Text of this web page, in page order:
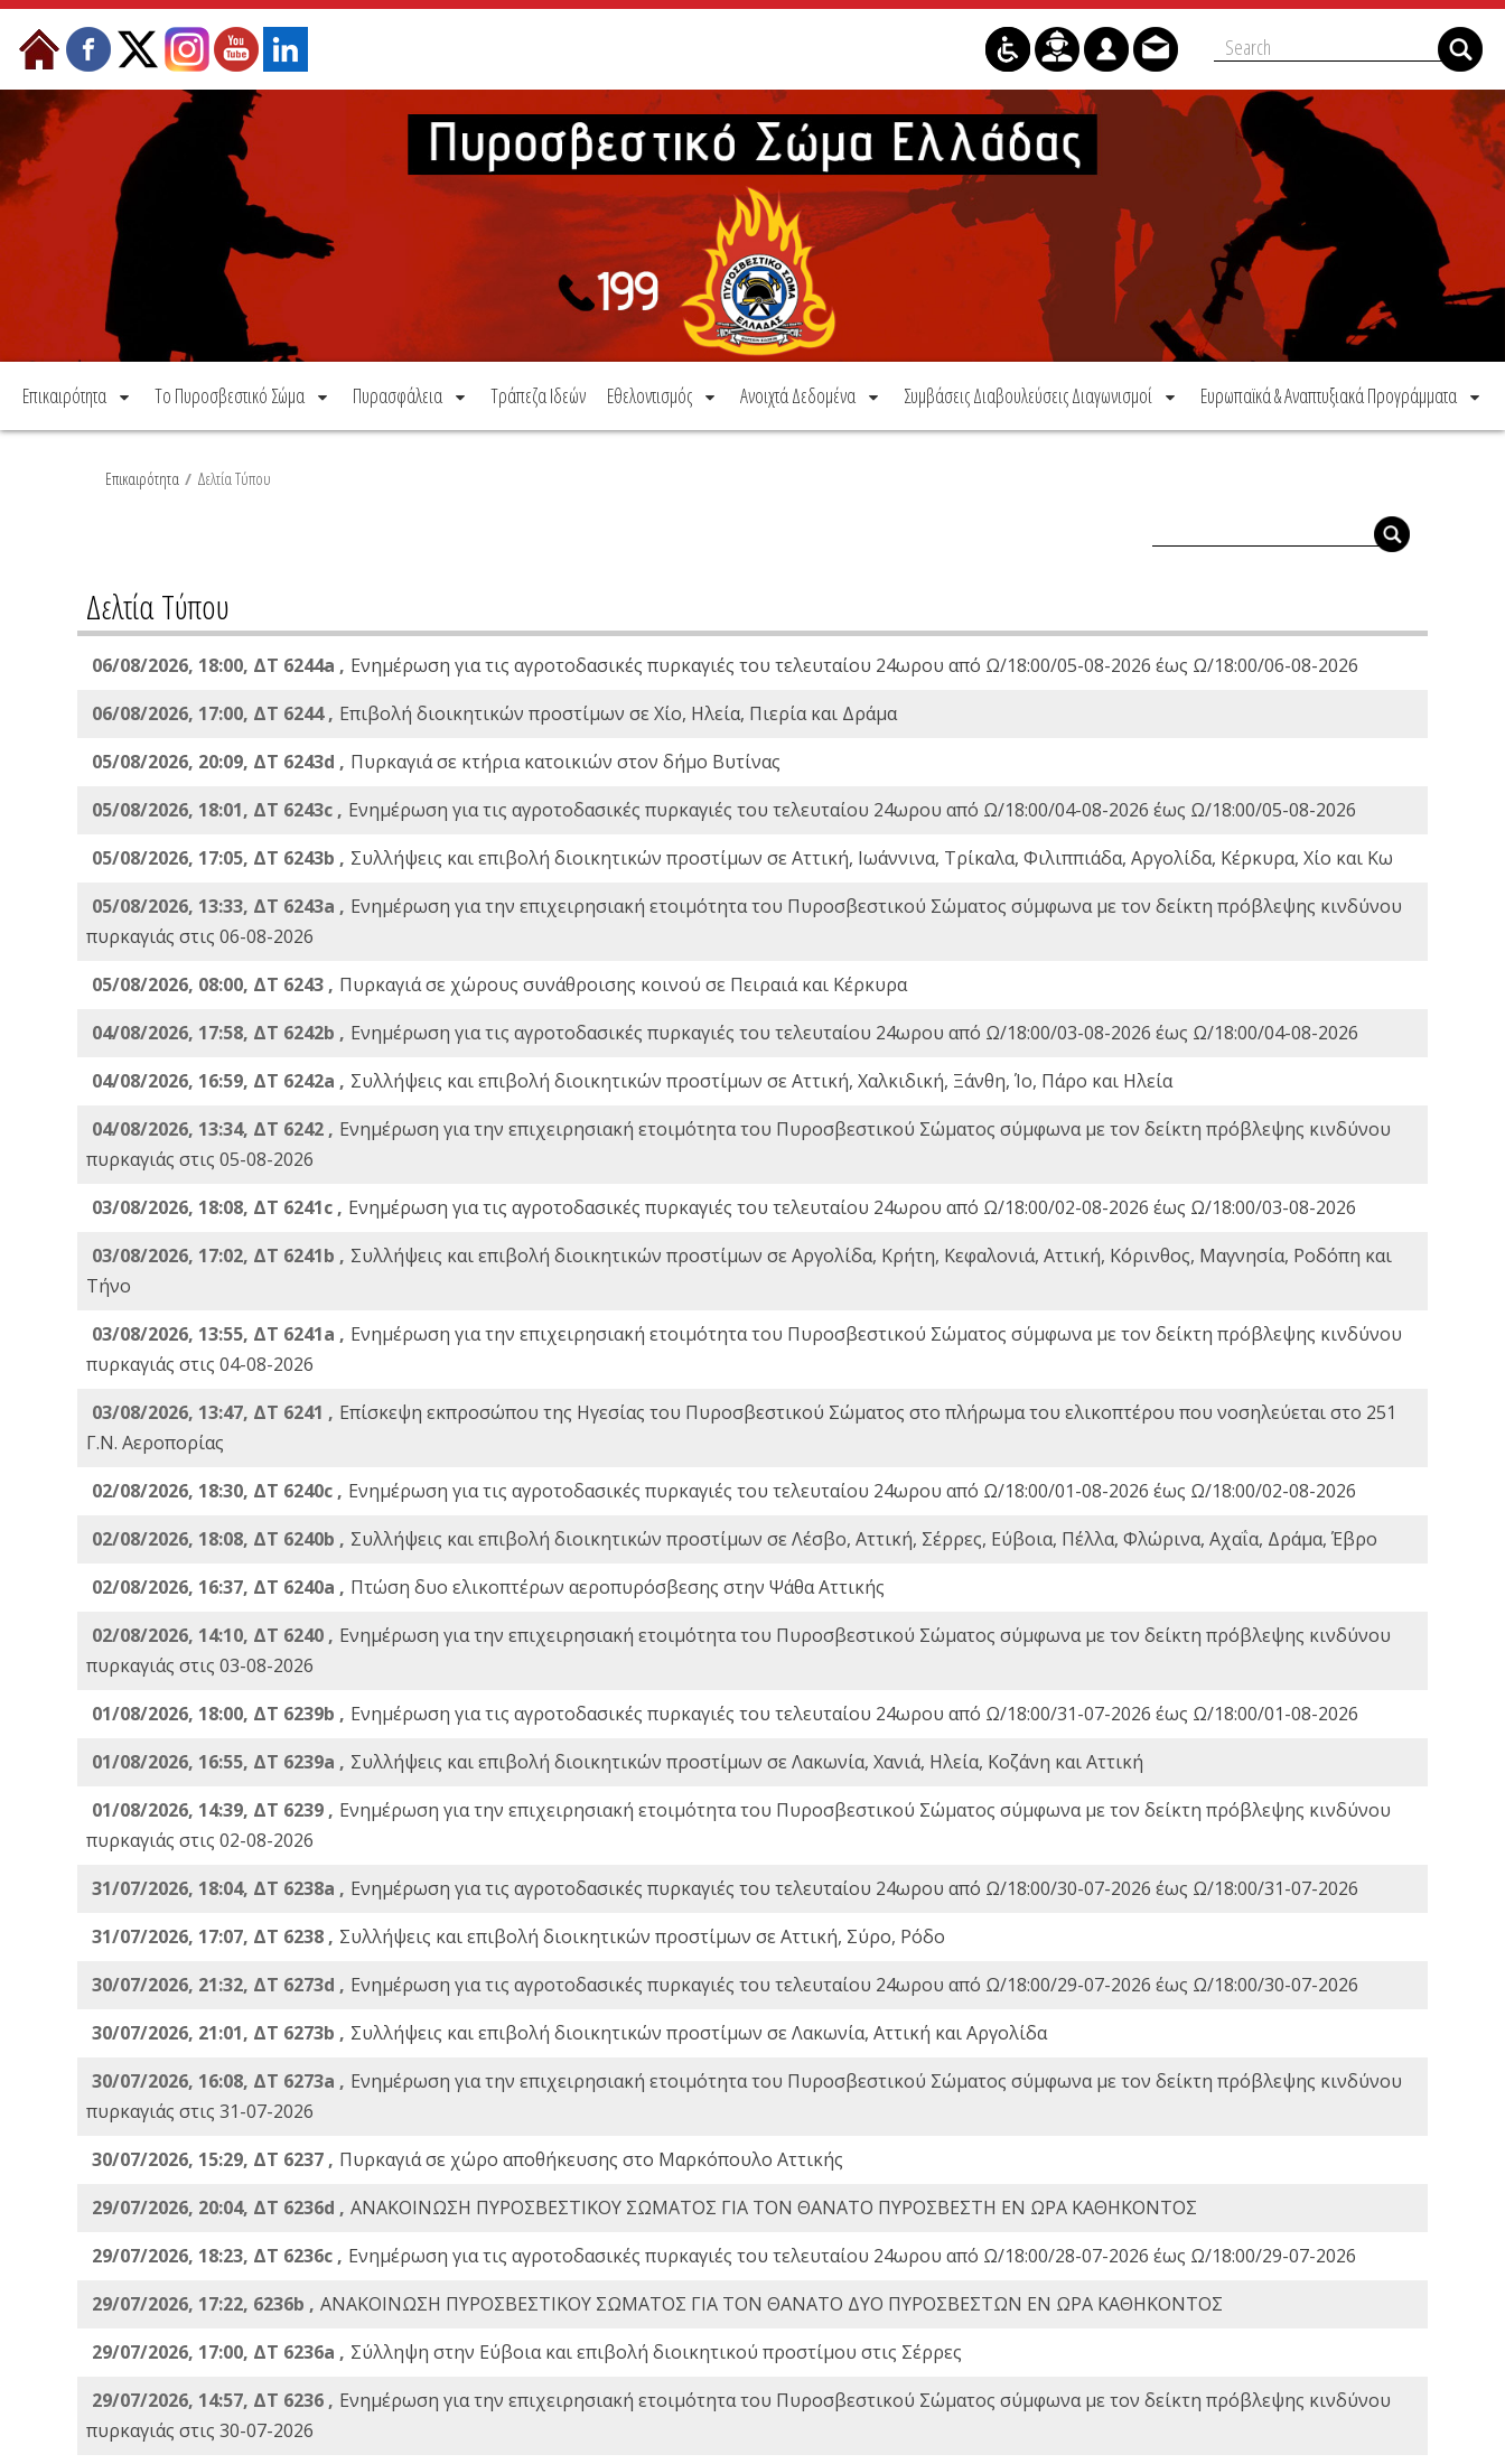
Μετάβαση στο περιεχόμενο
Επικαιρότητα Το Πυροσβεστικό Σώμα Πυρασφάλεια Τράπεζα Ιδεών Εθελοντισμός Ανοιχτά Δεδομένα Συμβάσεις Διαβουλεύσεις Διαγωνισμοί Ευρωπαϊκά & Αναπτυξιακά Προγράμματα
Επικαιρότητα / Δελτία Τύπου
Δελτία Τύπου
06/08/2026, 18:00, ΔΤ 6244a , Ενημέρωση για τις αγροτοδασικές πυρκαγιές του τελευταίου 24ωρου από Ω/18:00/05-08-2026 έως Ω/18:00/06-08-2026
06/08/2026, 17:00, ΔΤ 6244 , Επιβολή διοικητικών προστίμων σε Χίο, Ηλεία, Πιερία και Δράμα
05/08/2026, 20:09, ΔΤ 6243d , Πυρκαγιά σε κτήρια κατοικιών στον δήμο Βυτίνας
05/08/2026, 18:01, ΔΤ 6243c , Ενημέρωση για τις αγροτοδασικές πυρκαγιές του τελευταίου 24ωρου από Ω/18:00/04-08-2026 έως Ω/18:00/05-08-2026
05/08/2026, 17:05, ΔΤ 6243b , Συλλήψεις και επιβολή διοικητικών προστίμων σε Αττική, Ιωάννινα, Τρίκαλα, Φιλιππιάδα, Αργολίδα, Κέρκυρα, Χίο και Κω
05/08/2026, 13:33, ΔΤ 6243a , Ενημέρωση για την επιχειρησιακή ετοιμότητα του Πυροσβεστικού Σώματος σύμφωνα με τον δείκτη πρόβλεψης κινδύνου
πυρκαγιάς στις 06-08-2026
05/08/2026, 08:00, ΔΤ 6243 , Πυρκαγιά σε χώρους συνάθροισης κοινού σε Πειραιά και Κέρκυρα
04/08/2026, 17:58, ΔΤ 6242b , Ενημέρωση για τις αγροτοδασικές πυρκαγιές του τελευταίου 24ωρου από Ω/18:00/03-08-2026 έως Ω/18:00/04-08-2026
04/08/2026, 16:59, ΔΤ 6242a , Συλλήψεις και επιβολή διοικητικών προστίμων σε Αττική, Χαλκιδική, Ξάνθη, Ίο, Πάρο και Ηλεία
04/08/2026, 13:34, ΔΤ 6242 , Ενημέρωση για την επιχειρησιακή ετοιμότητα του Πυροσβεστικού Σώματος σύμφωνα με τον δείκτη πρόβλεψης κινδύνου
πυρκαγιάς στις 05-08-2026
03/08/2026, 18:08, ΔΤ 6241c , Ενημέρωση για τις αγροτοδασικές πυρκαγιές του τελευταίου 24ωρου από Ω/18:00/02-08-2026 έως Ω/18:00/03-08-2026
03/08/2026, 17:02, ΔΤ 6241b , Συλλήψεις και επιβολή διοικητικών προστίμων σε Αργολίδα, Κρήτη, Κεφαλονιά, Αττική, Κόρινθος, Μαγνησία, Ροδόπη και
Τήνο
03/08/2026, 13:55, ΔΤ 6241a , Ενημέρωση για την επιχειρησιακή ετοιμότητα του Πυροσβεστικού Σώματος σύμφωνα με τον δείκτη πρόβλεψης κινδύνου
πυρκαγιάς στις 04-08-2026
03/08/2026, 13:47, ΔΤ 6241 , Επίσκεψη εκπροσώπου της Ηγεσίας του Πυροσβεστικού Σώματος στο πλήρωμα του ελικοπτέρου που νοσηλεύεται στο 251
Γ.Ν. Αεροπορίας
02/08/2026, 18:30, ΔΤ 6240c , Ενημέρωση για τις αγροτοδασικές πυρκαγιές του τελευταίου 24ωρου από Ω/18:00/01-08-2026 έως Ω/18:00/02-08-2026
02/08/2026, 18:08, ΔΤ 6240b , Συλλήψεις και επιβολή διοικητικών προστίμων σε Λέσβο, Αττική, Σέρρες, Εύβοια, Πέλλα, Φλώρινα, Αχαΐα, Δράμα, Έβρο
02/08/2026, 16:37, ΔΤ 6240a , Πτώση δυο ελικοπτέρων αεροπυρόσβεσης στην Ψάθα Αττικής
02/08/2026, 14:10, ΔΤ 6240 , Ενημέρωση για την επιχειρησιακή ετοιμότητα του Πυροσβεστικού Σώματος σύμφωνα με τον δείκτη πρόβλεψης κινδύνου
πυρκαγιάς στις 03-08-2026
01/08/2026, 18:00, ΔΤ 6239b , Ενημέρωση για τις αγροτοδασικές πυρκαγιές του τελευταίου 24ωρου από Ω/18:00/31-07-2026 έως Ω/18:00/01-08-2026
01/08/2026, 16:55, ΔΤ 6239a , Συλλήψεις και επιβολή διοικητικών προστίμων σε Λακωνία, Χανιά, Ηλεία, Κοζάνη και Αττική
01/08/2026, 14:39, ΔΤ 6239 , Ενημέρωση για την επιχειρησιακή ετοιμότητα του Πυροσβεστικού Σώματος σύμφωνα με τον δείκτη πρόβλεψης κινδύνου
πυρκαγιάς στις 02-08-2026
31/07/2026, 18:04, ΔΤ 6238a , Ενημέρωση για τις αγροτοδασικές πυρκαγιές του τελευταίου 24ωρου από Ω/18:00/30-07-2026 έως Ω/18:00/31-07-2026
31/07/2026, 17:07, ΔΤ 6238 , Συλλήψεις και επιβολή διοικητικών προστίμων σε Αττική, Σύρο, Ρόδο
30/07/2026, 21:32, ΔΤ 6273d , Ενημέρωση για τις αγροτοδασικές πυρκαγιές του τελευταίου 24ωρου από Ω/18:00/29-07-2026 έως Ω/18:00/30-07-2026
30/07/2026, 21:01, ΔΤ 6273b , Συλλήψεις και επιβολή διοικητικών προστίμων σε Λακωνία, Αττική και Αργολίδα
30/07/2026, 16:08, ΔΤ 6273a , Ενημέρωση για την επιχειρησιακή ετοιμότητα του Πυροσβεστικού Σώματος σύμφωνα με τον δείκτη πρόβλεψης κινδύνου
πυρκαγιάς στις 31-07-2026
30/07/2026, 15:29, ΔΤ 6237 , Πυρκαγιά σε χώρο αποθήκευσης στο Μαρκόπουλο Αττικής
29/07/2026, 20:04, ΔΤ 6236d , ΑΝΑΚΟΙΝΩΣΗ ΠΥΡΟΣΒΕΣΤΙΚΟΥ ΣΩΜΑΤΟΣ ΓΙΑ ΤΟΝ ΘΑΝΑΤΟ ΠΥΡΟΣΒΕΣΤΗ ΕΝ ΩΡΑ ΚΑΘΗΚΟΝΤΟΣ
29/07/2026, 18:23, ΔΤ 6236c , Ενημέρωση για τις αγροτοδασικές πυρκαγιές του τελευταίου 24ωρου από Ω/18:00/28-07-2026 έως Ω/18:00/29-07-2026
29/07/2026, 17:22, 6236b , ΑΝΑΚΟΙΝΩΣΗ ΠΥΡΟΣΒΕΣΤΙΚΟΥ ΣΩΜΑΤΟΣ ΓΙΑ ΤΟΝ ΘΑΝΑΤΟ ΔΥΟ ΠΥΡΟΣΒΕΣΤΩΝ ΕΝ ΩΡΑ ΚΑΘΗΚΟΝΤΟΣ
29/07/2026, 17:00, ΔΤ 6236a , Σύλληψη στην Εύβοια και επιβολή διοικητικού προστίμου στις Σέρρες
29/07/2026, 14:57, ΔΤ 6236 , Ενημέρωση για την επιχειρησιακή ετοιμότητα του Πυροσβεστικού Σώματος σύμφωνα με τον δείκτη πρόβλεψης κινδύνου
πυρκαγιάς στις 30-07-2026